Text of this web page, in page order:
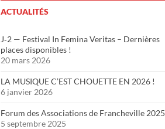
ACTUALITÉS
J‑2 — Festival In Femina Veritas – Dernières
places disponibles !
20 mars 2026
LA MUSIQUE C’EST CHOUETTE EN 2026 !
6 janvier 2026
Forum des Associations de Francheville 2025
5 septembre 2025